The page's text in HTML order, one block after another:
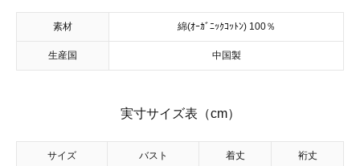
素材 綿(ｵｰｶﾞﾆｯｸｺｯﾄﾝ) 100％
生産国 中国製
実寸サイズ表（cm）
サイズ バスト 着丈 裄丈